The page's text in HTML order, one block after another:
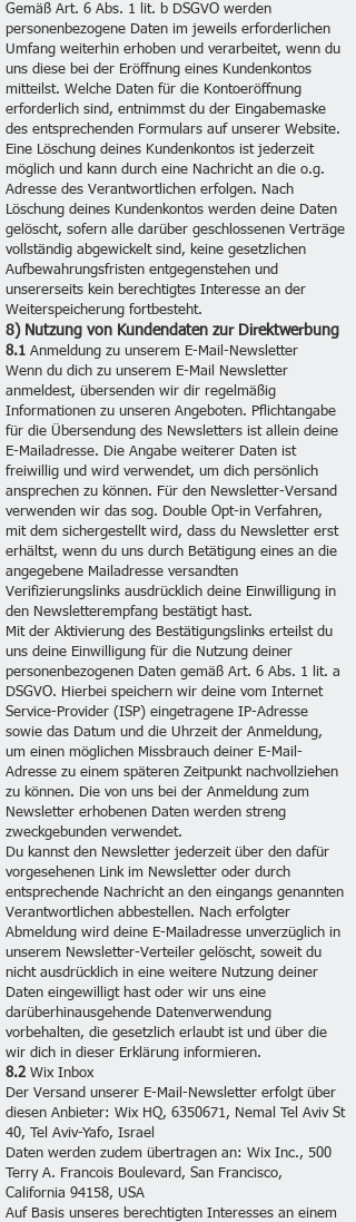
Gemäß Art. 6 Abs. 1 lit. b DSGVO werden
personenbezogene Daten im jeweils erforderlichen
Umfang weiterhin erhoben und verarbeitet, wenn du
uns diese bei der Eröffnung eines Kundenkontos
mitteilst. Welche Daten für die Kontoeröffnung
erforderlich sind, entnimmst du der Eingabemaske
des entsprechenden Formulars auf unserer Website.
Eine Löschung deines Kundenkontos ist jederzeit
möglich und kann durch eine Nachricht an die o.g.
Adresse des Verantwortlichen erfolgen. Nach
Löschung deines Kundenkontos werden deine Daten
gelöscht, sofern alle darüber geschlossenen Verträge
vollständig abgewickelt sind, keine gesetzlichen
Aufbewahrungsfristen entgegenstehen und
unsererseits kein berechtigtes Interesse an der
Weiterspeicherung fortbesteht.
8) Nutzung von Kundendaten zur Direktwerbung
8.1 Anmeldung zu unserem E-Mail-Newsletter
Wenn du dich zu unserem E-Mail Newsletter
anmeldest, übersenden wir dir regelmäßig
Informationen zu unseren Angeboten. Pflichtangabe
für die Übersendung des Newsletters ist allein deine
E-Mailadresse. Die Angabe weiterer Daten ist
freiwillig und wird verwendet, um dich persönlich
ansprechen zu können. Für den Newsletter-Versand
verwenden wir das sog. Double Opt-in Verfahren,
mit dem sichergestellt wird, dass du Newsletter erst
erhältst, wenn du uns durch Betätigung eines an die
angegebene Mailadresse versandten
Verifizierungslinks ausdrücklich deine Einwilligung in
den Newsletterempfang bestätigt hast.
Mit der Aktivierung des Bestätigungslinks erteilst du
uns deine Einwilligung für die Nutzung deiner
personenbezogenen Daten gemäß Art. 6 Abs. 1 lit. a
DSGVO. Hierbei speichern wir deine vom Internet
Service-Provider (ISP) eingetragene IP-Adresse
sowie das Datum und die Uhrzeit der Anmeldung,
um einen möglichen Missbrauch deiner E-Mail-
Adresse zu einem späteren Zeitpunkt nachvollziehen
zu können. Die von uns bei der Anmeldung zum
Newsletter erhobenen Daten werden streng
zweckgebunden verwendet.
Du kannst den Newsletter jederzeit über den dafür
vorgesehenen Link im Newsletter oder durch
entsprechende Nachricht an den eingangs genannten
Verantwortlichen abbestellen. Nach erfolgter
Abmeldung wird deine E-Mailadresse unverzüglich in
unserem Newsletter-Verteiler gelöscht, soweit du
nicht ausdrücklich in eine weitere Nutzung deiner
Daten eingewilligt hast oder wir uns eine
darüberhinausgehende Datenverwendung
vorbehalten, die gesetzlich erlaubt ist und über die
wir dich in dieser Erklärung informieren.
8.2 Wix Inbox
Der Versand unserer E-Mail-Newsletter erfolgt über
diesen Anbieter: Wix HQ, 6350671, Nemal Tel Aviv St
40, Tel Aviv-Yafo, Israel
Daten werden zudem übertragen an: Wix Inc., 500
Terry A. Francois Boulevard, San Francisco,
California 94158, USA
Auf Basis unseres berechtigten Interesses an einem